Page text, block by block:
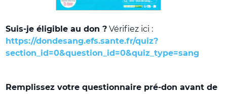
Suis-je éligible au don ? Vérifiez ici :
https://dondesang.efs.sante.fr/quiz?
section_id=0&question_id=0&quiz_type=sang
Remplissez votre questionnaire pré-don avant de